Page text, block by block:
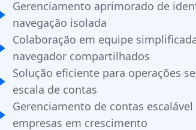
Gerenciamento aprimorado de
navegação isolada
Colaboração em equipe
navegador compartilhados
Solução eficiente para operações
escala de contas
Gerenciamento de contas
empresas em crescimento